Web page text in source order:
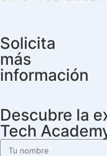
Solicita
más
información
Descubre la
Tech